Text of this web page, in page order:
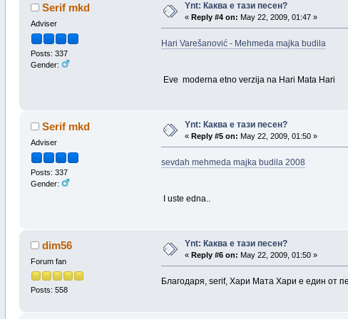
Serif mkd
Adviser
Posts: 337
Gender:
Ynt: Каква е тази песен?
« Reply #4 on: May 22, 2009, 01:47 »
Hari Varešanović - Mehmeda majka budila
Eve moderna etno verzija na Hari Mata Hari
Serif mkd
Adviser
Posts: 337
Gender:
Ynt: Каква е тази песен?
« Reply #5 on: May 22, 2009, 01:50 »
sevdah mehmeda majka budila 2008
I uste edna..
dim56
Forum fan
Posts: 558
Ynt: Каква е тази песен?
« Reply #6 on: May 22, 2009, 01:50 »
Благодаря, serif, Хари Мата Хари е един от